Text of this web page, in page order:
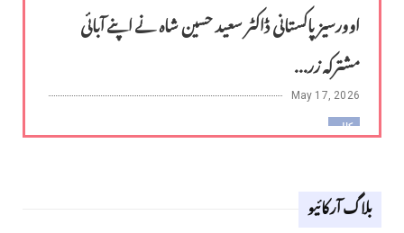
اوورسیز پاکستانی ڈاکٹر سعید حسین شاہ نے اپنے آبائی
مشترکہ زر...
May 17, 2026
کالم
Apr 18, 2026
بلاگ آرکائیو